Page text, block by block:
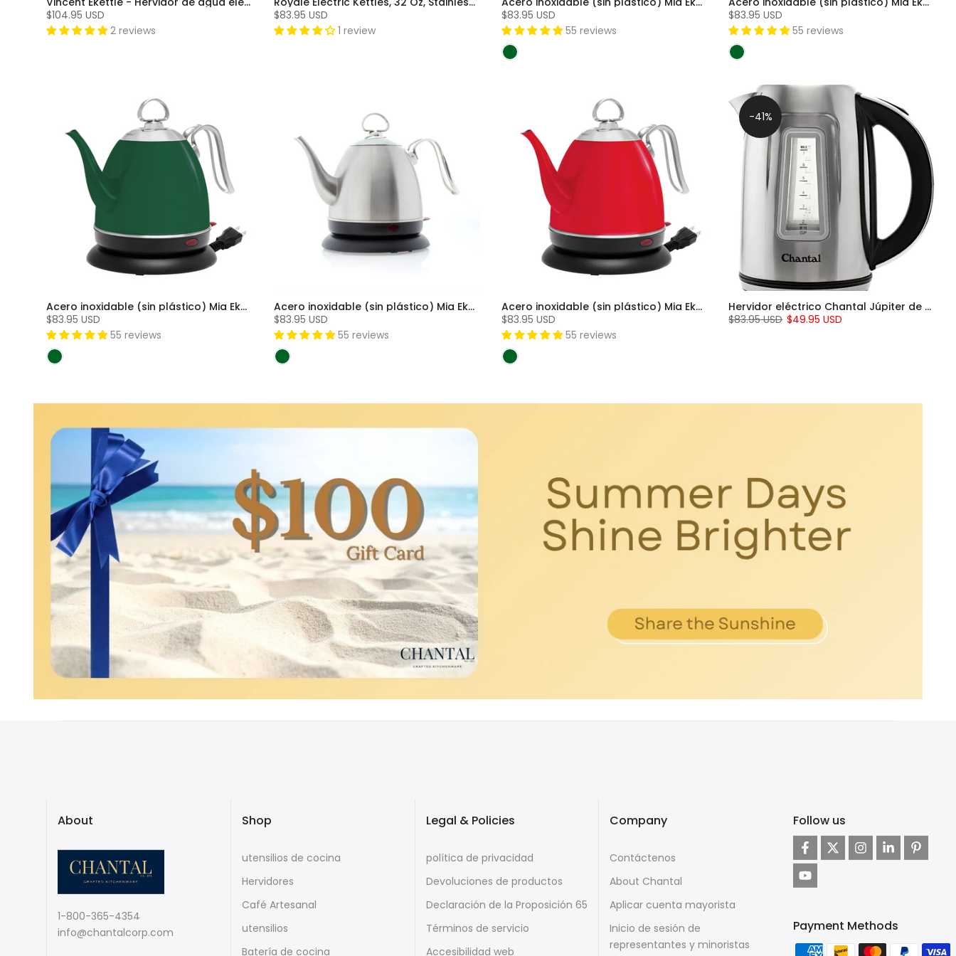
$104.95 USD
2 reviews
$83.95 USD
1 review
$83.95 USD
55 reviews
$83.95 USD
55 reviews
Acero inoxidable (sin plástico) Mia Ekettle™ - Hervidor de agua eléctrico (32 oz.) - Forest Green
$83.95 USD
55 reviews
Acero inoxidable (sin plástico) Mia Ekettle™ - Hervidor de agua eléctrico (32 oz.) - Stainless Steel
$83.95 USD
55 reviews
Acero inoxidable (sin plástico) Mia Ekettle™ - Hervidor de agua eléctrico (32 oz.) - Red
$83.95 USD
55 reviews
-41%
Hervidor eléctrico Chantal Júpiter de 1,8 cuartos de galón, acero inoxidable, plateado
$83.95 USD $49.95 USD
About
1-800-365-4354
info@chantalcorp.com
Shop
utensilios de cocina
Hervidores
Café Artesanal
utensilios
Batería de cocina
Legal & Policies
política de privacidad
Devoluciones de productos
Declaración de la Proposición 65
Términos de servicio
Accesibilidad web
Company
Contáctenos
About Chantal
Aplicar cuenta mayorista
Inicio de sesión de
representantes y minoristas
Follow us
Payment Methods